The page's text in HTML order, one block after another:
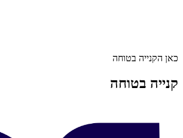
כאן הקנייה בטוחה
קנייה בטוחה